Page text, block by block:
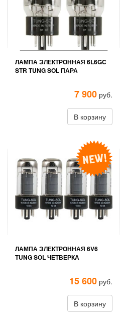
ЛАМПА ЭЛЕКТРОННАЯ 6L6GC
STR TUNG SOL ПАРА
7 900 руб.
В корзину
ЛАМПА ЭЛЕКТРОННАЯ 6V6
TUNG SOL ЧЕТВЕРКА
15 600 руб.
В корзину